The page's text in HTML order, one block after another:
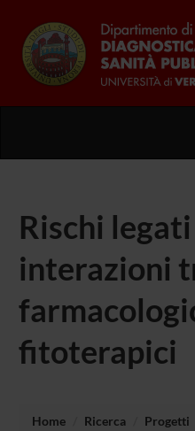
Rischi
interazioni
fitoterapici
Home Ricerca
Progetti